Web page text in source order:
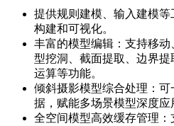
提供规则建模、输入建模
构建和可视化。
丰富的模型编辑：支持移
型挖洞、截面提取、边界
运算等功能。
倾斜摄影模型综合处理：
据，赋能多场景模型深度应
全空间模型高效缓存管理